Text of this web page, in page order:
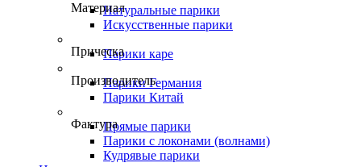
МатериалНатуральные парики
Искусственные парики
ПрическаПарики каре
Производитель
Парики Германия
Парики Китай
ФактураПрямые парики
Парики с локонами (волнами)
Кудрявые парики